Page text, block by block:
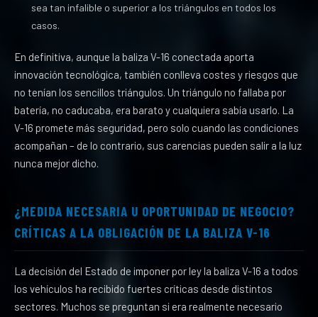
sea tan infalible o superior a los triángulos en todos los
casos.
En definitiva, aunque la baliza V-16 conectada aporta
innovación tecnológica, también conlleva costes y riesgos que
no tenían los sencillos triángulos. Un triángulo no fallaba por
batería, no caducaba, era barato y cualquiera sabía usarlo. La
V-16 promete más seguridad, pero solo cuando las condiciones
acompañan – de lo contrario, sus carencias pueden salir a la luz
nunca mejor dicho.
¿MEDIDA NECESARIA U OPORTUNIDAD DE NEGOCIO?
CRÍTICAS A LA OBLIGACIÓN DE LA BALIZA V-16
La decisión del Estado de imponer por ley la baliza V-16 a todos
los vehículos ha recibido fuertes críticas desde distintos
sectores. Muchos se preguntan si era realmente necesario